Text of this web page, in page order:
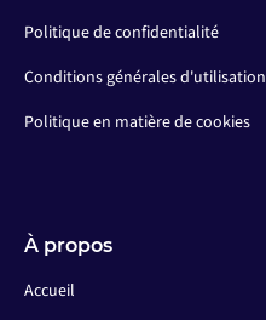
Politique de confidentialité
Conditions générales d'utilisation
Politique en matière de cookies
À propos
Accueil